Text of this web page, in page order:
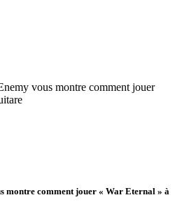
vous montre comment jouer
montre comment jouer « War Eternal » à